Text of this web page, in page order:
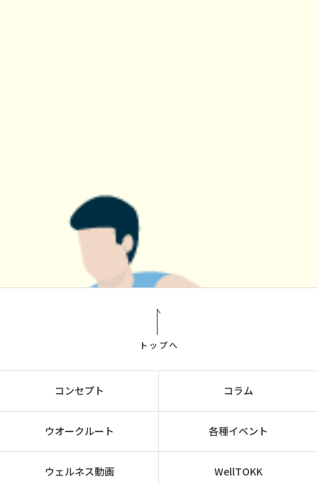
トップへ
コンセプト コラム
ウオークルート 各種イベント
ウェルネス動画 WellTOKK